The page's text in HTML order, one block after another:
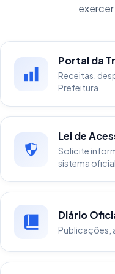
Portal da
Receitas,
Prefeitura.
Lei de
Solicite
sistema oficial.
Diário
Publicações,